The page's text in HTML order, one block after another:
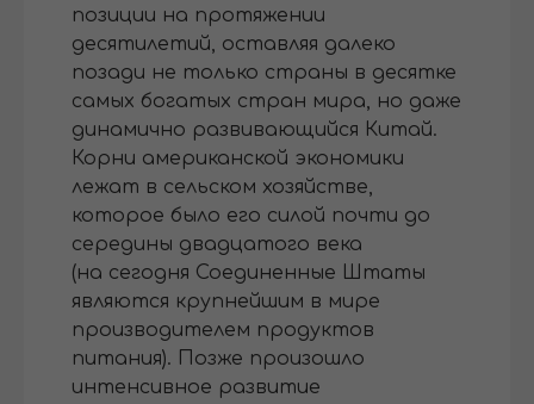
позиции на протяжении
десятилетий, оставляя далеко
позади не только страны в десятке
самых богатых стран мира, но даже
динамично развивающийся Китай.
Корни американской экономики
лежат в сельском хозяйстве,
которое было его силой почти до
середины двадцатого века
(на сегодня Соединенные Штаты
являются крупнейшим в мире
производителем продуктов
питания). Позже произошло
интенсивное развитие